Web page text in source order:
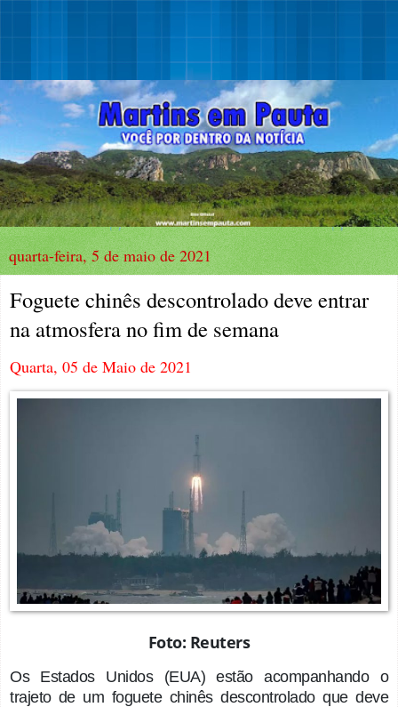
quarta-feira, 5 de maio de 2021
Foguete chinês descontrolado deve entrar
na atmosfera no fim de semana
Quarta, 05 de Maio de 2021
Foto: Reuters
Os Estados Unidos (EUA) estão acompanhando o
trajeto de um foguete chinês descontrolado que deve